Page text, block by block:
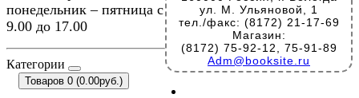
ул. М. Ульяновой, 1
тел./факс: (8172) 21-17-69
Магазин:
(8172) 75-92-12, 75-91-89
Adm@booksite.ru
понедельник – пятница с
9.00 до 17.00
Категории
Товаров 0 (0.00руб.)